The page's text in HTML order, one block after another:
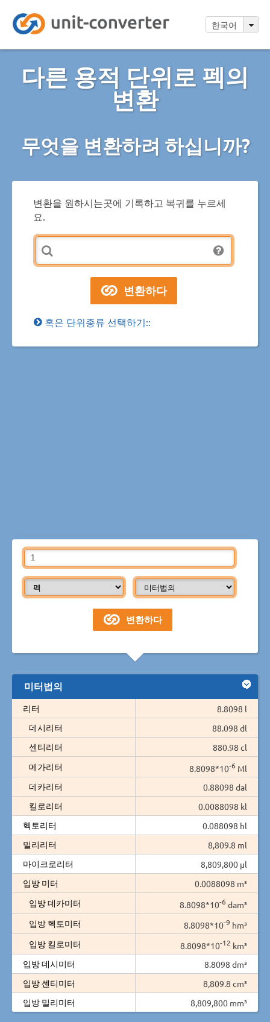
한국어
다른 용적 단위로 펙의
변환
무엇을 변환하려 하십니까?
변환을 원하시는곳에 기록하고 복귀를 누르세
요.
혹은 단위종류 선택하기::
미터법의
리터
8.8098 l
데시리터
88.098 dl
센티리터
880.98 cl
메가리터
8.8098*10-6 Ml
데카리터
0.88098 dal
킬로리터
0.0088098 kl
헥토리터
0.088098 hl
밀리리터
8,809.8 ml
마이크로리터
8,809,800 µl
입방 미터
0.0088098 m³
입방 데카미터
8.8098*10-6 dam³
입방 헥토미터
8.8098*10-9 hm³
입방 킬로미터
8.8098*10-12 km³
입방 데시미터
8.8098 dm³
입방 센티미터
8,809.8 cm³
입방 밀리미터
8,809,800 mm³